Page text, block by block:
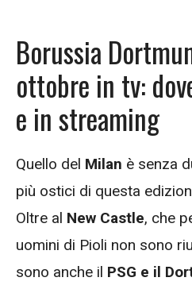
Borussia
ottobre in tv:
e in streaming
Quello del Milan è senza
più ostici di questa
Oltre al New Castle, che
uomini di Pioli non sono
sono anche il PSG e il